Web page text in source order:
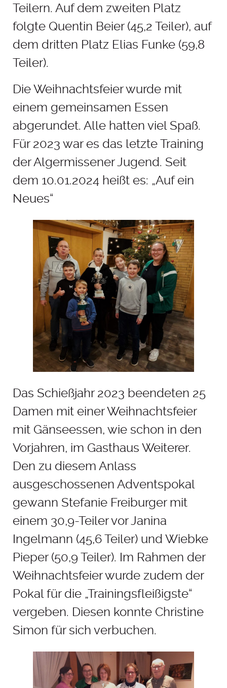
Teilern. Auf dem zweiten Platz
folgte Quentin Beier (45,2 Teiler), auf
dem dritten Platz Elias Funke (59,8
Teiler).
Die Weihnachtsfeier wurde mit
einem gemeinsamen Essen
abgerundet. Alle hatten viel Spaß.
Für 2023 war es das letzte Training
der Algermissener Jugend. Seit
dem 10.01.2024 heißt es: „Auf ein
Neues“
Das Schießjahr 2023 beendeten 25
Damen mit einer Weihnachtsfeier
mit Gänseessen, wie schon in den
Vorjahren, im Gasthaus Weiterer.
Den zu diesem Anlass
ausgeschossenen Adventspokal
gewann Stefanie Freiburger mit
einem 30,9-Teiler vor Janina
Ingelmann (45,6 Teiler) und Wiebke
Pieper (50,9 Teiler). Im Rahmen der
Weihnachtsfeier wurde zudem der
Pokal für die „Trainingsfleißigste“
vergeben. Diesen konnte Christine
Simon für sich verbuchen.